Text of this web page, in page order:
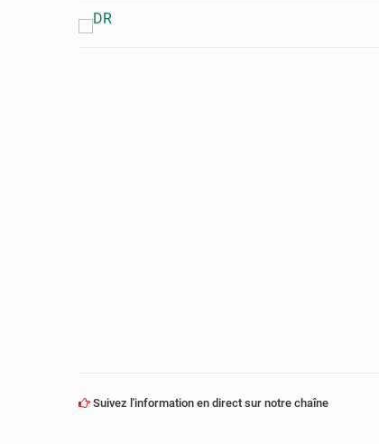
Suivez l'information en direct sur notre chaîne